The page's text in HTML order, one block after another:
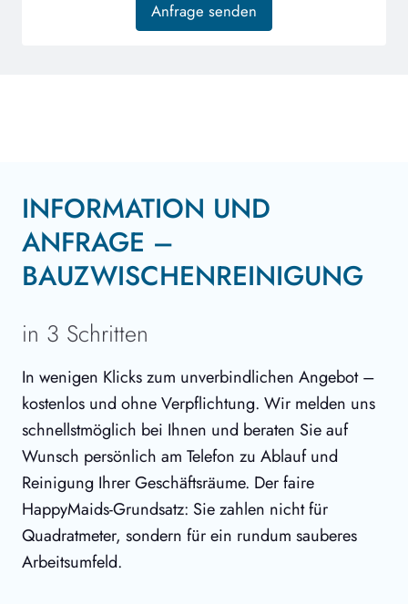
INFORMATION UND
ANFRAGE –
BAUZWISCHENREINIGUNG
in 3 Schritten
In wenigen Klicks zum unverbindlichen Angebot –
kostenlos und ohne Verpflichtung. Wir melden uns
schnellstmöglich bei Ihnen und beraten Sie auf
Wunsch persönlich am Telefon zu Ablauf und
Reinigung Ihrer Geschäftsräume. Der faire
HappyMaids-Grundsatz: Sie zahlen nicht für
Quadratmeter, sondern für ein rundum sauberes
Arbeitsumfeld.